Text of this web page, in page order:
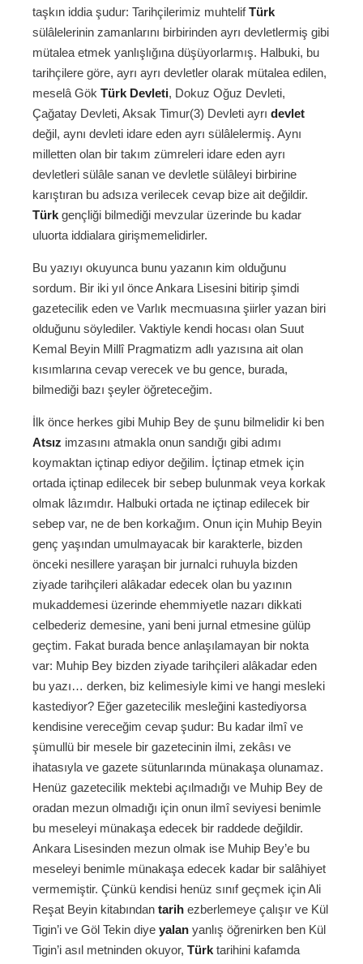
taşkın iddia şudur: Tarihçilerimiz muhtelifTürk
sülâlelerinin zamanlarını birbirinden ayrı devletlermiş gibi
mütalea etmek yanlışlığına düşüyorlarmış. Halbuki, bu
tarihçilere göre, ayrı ayrı devletler olarak mütalea edilen,
meselâ Gök Türk Devleti, Dokuz Oğuz Devleti,
Çağatay Devleti, Aksak Timur(3) Devleti ayrı devlet
değil, aynı devleti idare eden ayrı sülâlelermiş. Aynı
milletten olan bir takım zümreleri idare eden ayrı
devletleri sülâle sanan ve devletle sülâleyi birbirine
karıştıran bu adsıza verilecek cevap bize ait değildir.
Türk gençliği bilmediği mevzular üzerinde bu kadar
uluorta iddialara girişmemelidirler.
Bu yazıyı okuyunca bunu yazanın kim olduğunu
sordum. Bir iki yıl önce Ankara Lisesini bitirip şimdi
gazetecilik eden ve Varlık mecmuasına şiirler yazan biri
olduğunu söylediler. Vaktiyle kendi hocası olan Suut
Kemal Beyin Millî Pragmatizm adlı yazısına ait olan
kısımlarına cevap verecek ve bu gence, burada,
bilmediği bazı şeyler öğreteceğim.
İlk önce herkes gibi Muhip Bey de şunu bilmelidir ki ben
Atsız imzasını atmakla onun sandığı gibi adımı
koymaktan içtinap ediyor değilim. İçtinap etmek için
ortada içtinap edilecek bir sebep bulunmak veya korkak
olmak lâzımdır. Halbuki ortada ne içtinap edilecek bir
sebep var, ne de ben korkağım. Onun için Muhip Beyin
genç yaşından umulmayacak bir karakterle, bizden
önceki nesillere yaraşan bir jurnalci ruhuyla bizden
ziyade tarihçileri alâkadar edecek olan bu yazının
mukaddemesi üzerinde ehemmiyetle nazarı dikkati
celbederiz demesine, yani beni jurnal etmesine gülüp
geçtim. Fakat burada bence anlaşılamayan bir nokta
var: Muhip Bey bizden ziyade tarihçileri alâkadar eden
bu yazı… derken, biz kelimesiyle kimi ve hangi mesleki
kastediyor? Eğer gazetecilik mesleğini kastediyorsa
kendisine vereceğim cevap şudur: Bu kadar ilmî ve
şümullü bir mesele bir gazetecinin ilmi, zekâsı ve
ihatasıyla ve gazete sütunlarında münakaşa olunamaz.
Henüz gazetecilik mektebi açılmadığı ve Muhip Bey de
oradan mezun olmadığı için onun ilmî seviyesi benimle
bu meseleyi münakaşa edecek bir raddede değildir.
Ankara Lisesinden mezun olmak ise Muhip Bey’e bu
meseleyi benimle münakaşa edecek kadar bir salâhiyet
vermemiştir. Çünkü kendisi henüz sınıf geçmek için Ali
Reşat Beyin kitabından tarih ezberlemeye çalışır ve Kül
Tigin’i ve Göl Tekin diye yalan yanlış öğrenirken ben Kül
Tigin’i asıl metninden okuyor, Türk tarihini kafamda